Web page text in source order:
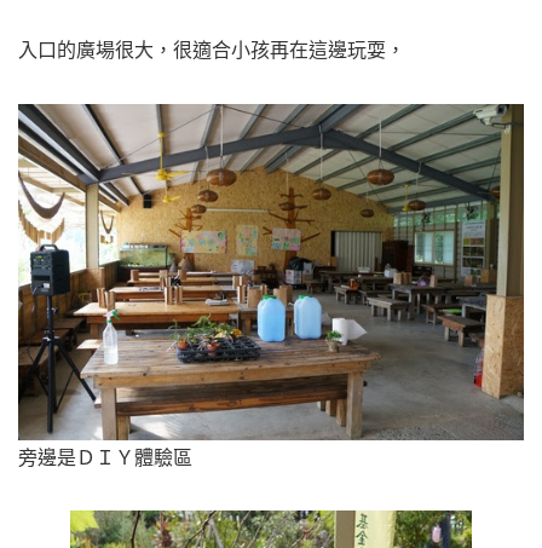
入口的廣場很大，很適合小孩再在這邊玩耍，
旁邊是ＤＩＹ體驗區